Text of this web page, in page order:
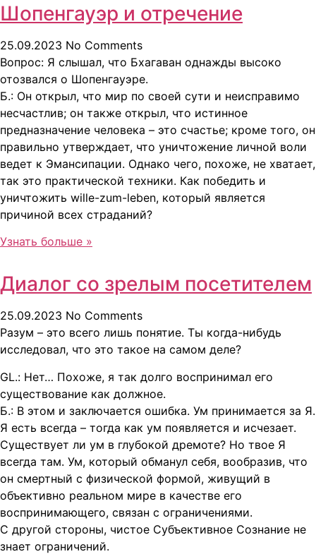
Шопенгауэр и отречение
25.09.2023 No Comments
Вопрос: Я слышал, что Бхагаван однажды высоко
отозвался о Шопенгауэре.
Б.: Он открыл, что мир по своей сути и неисправимо
несчастлив; он также открыл, что истинное
предназначение человека – это счастье; кроме того, он
правильно утверждает, что уничтожение личной воли
ведет к Эмансипации. Однако чего, похоже, не хватает,
так это практической техники. Как победить и
уничтожить wille-zum-leben, который является
причиной всех страданий?
Узнать больше »
Диалог со зрелым посетителем
25.09.2023 No Comments
Разум – это всего лишь понятие. Ты когда-нибудь
исследовал, что это такое на самом деле?
GL.: Нет… Похоже, я так долго воспринимал его
существование как должное.
Б.: В этом и заключается ошибка. Ум принимается за Я.
Я есть всегда – тогда как ум появляется и исчезает.
Существует ли ум в глубокой дремоте? Но твое Я
всегда там. Ум, который обманул себя, вообразив, что
он смертный с физической формой, живущий в
объективно реальном мире в качестве его
воспринимающего, связан с ограничениями.
С другой стороны, чистое Субъективное Сознание не
знает ограничений.